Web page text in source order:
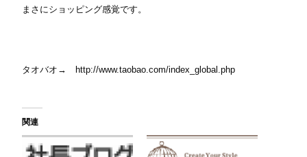
まさにショッピング感覚です。
タオバオ→ http://www.taobao.com/index_global.php
関連